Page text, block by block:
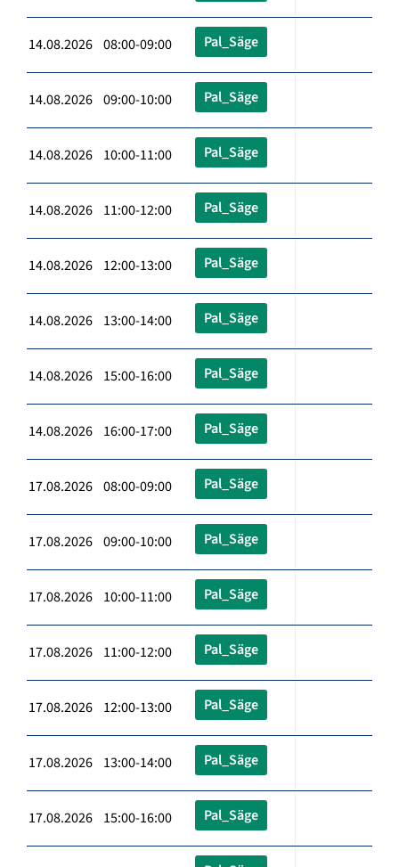
14.08.2026 08:00-09:00 Pal_Säge
14.08.2026 09:00-10:00 Pal_Säge
14.08.2026 10:00-11:00 Pal_Säge
14.08.2026 11:00-12:00 Pal_Säge
14.08.2026 12:00-13:00 Pal_Säge
14.08.2026 13:00-14:00 Pal_Säge
14.08.2026 15:00-16:00 Pal_Säge
14.08.2026 16:00-17:00 Pal_Säge
17.08.2026 08:00-09:00 Pal_Säge
17.08.2026 09:00-10:00 Pal_Säge
17.08.2026 10:00-11:00 Pal_Säge
17.08.2026 11:00-12:00 Pal_Säge
17.08.2026 12:00-13:00 Pal_Säge
17.08.2026 13:00-14:00 Pal_Säge
17.08.2026 15:00-16:00 Pal_Säge